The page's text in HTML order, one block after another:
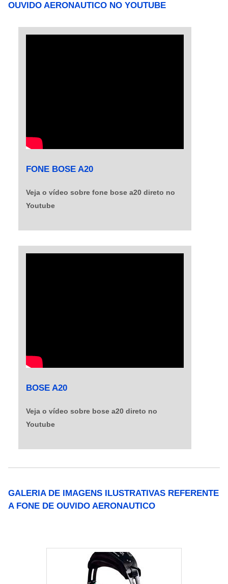
OUVIDO AERONAUTICO NO YOUTUBE
FONE BOSE A20
Veja o vídeo sobre fone bose a20 direto no
Youtube
BOSE A20
Veja o vídeo sobre bose a20 direto no
Youtube
GALERIA DE IMAGENS ILUSTRATIVAS REFERENTE
A FONE DE OUVIDO AERONAUTICO